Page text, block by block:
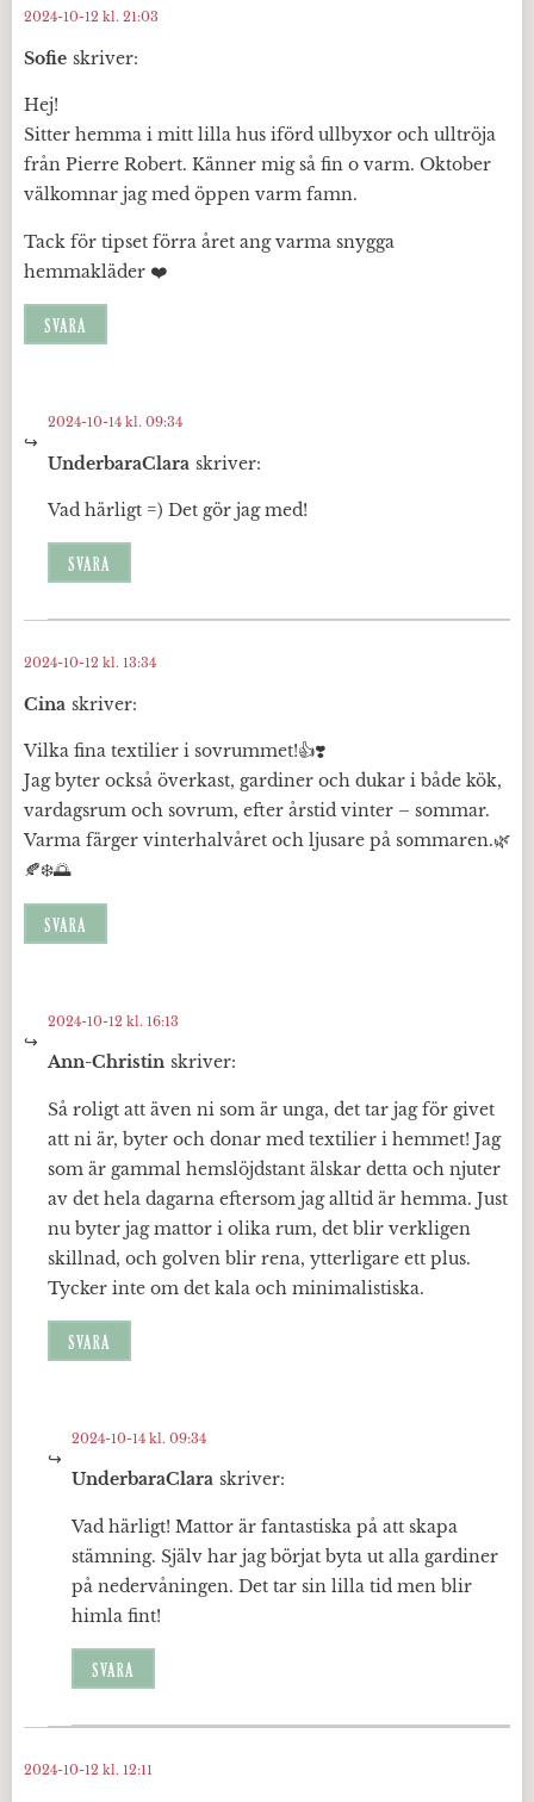
Sofie skriver:
2024-10-12 kl. 21:03
Hej!
Sitter hemma i mitt lilla hus iförd ullbyxor och ulltröja
från Pierre Robert. Känner mig så fin o varm. Oktober
välkomnar jag med öppen varm famn.
Tack för tipset förra året ang varma snygga
hemmakläder ❤️
SVARA
UnderbaraClara skriver:
2024-10-14 kl. 09:34
Vad härligt =) Det gör jag med!
SVARA
Cina skriver:
2024-10-12 kl. 13:34
Vilka fina textilier i sovrummet!👍❣️
Jag byter också överkast, gardiner och dukar i både kök,
vardagsrum och sovrum, efter årstid vinter – sommar.
Varma färger vinterhalvåret och ljusare på sommaren.🌿
🍂❄️🌅
SVARA
Ann-Christin skriver:
2024-10-12 kl. 16:13
Så roligt att även ni som är unga, det tar jag för givet
att ni är, byter och donar med textilier i hemmet! Jag
som är gammal hemslöjdstant älskar detta och njuter
av det hela dagarna eftersom jag alltid är hemma. Just
nu byter jag mattor i olika rum, det blir verkligen
skillnad, och golven blir rena, ytterligare ett plus.
Tycker inte om det kala och minimalistiska.
SVARA
UnderbaraClara skriver:
2024-10-14 kl. 09:34
Vad härligt! Mattor är fantastiska på att skapa
stämning. Själv har jag börjat byta ut alla gardiner
på nedervåningen. Det tar sin lilla tid men blir
himla fint!
SVARA
2024-10-12 kl. 12:11